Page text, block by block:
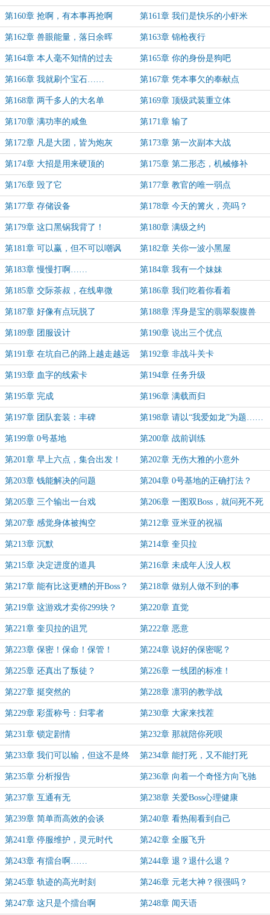
第160章 抢啊，有本事再抢啊 第161章 我们是快乐的小虾米
第162章 兽眼能量，落日余晖 第163章 锦枪夜行
第164章 本人毫不知情的过去 第165章 你的身份是狗吧
第166章 我就刷个宝石…… 第167章 凭本事欠的奉献点
第168章 两千多人的大名单 第169章 顶级武装重立体
第170章 满功率的咸鱼 第171章 输了
第172章 凡是大团，皆为炮灰 第173章 第一次副本大战
第174章 大招是用来硬顶的 第175章 第二形态，机械修补
第176章 毁了它 第177章 教官的唯一弱点
第177章 存储设备 第178章 今天的篝火，亮吗？
第179章 这口黑锅我背了！ 第180章 满级之约
第181章 可以赢，但不可以嘲讽 第182章 关你一波小黑屋
第183章 慢慢打啊…… 第184章 我有一个妹妹
第185章 交际茶叔，在线卑微 第186章 我们吃着你看着
第187章 好像有点玩脱了 第188章 浑身是宝的翡翠裂腹兽
第189章 团服设计 第190章 说出三个优点
第191章 在坑自己的路上越走越远 第192章 非战斗关卡
第193章 血字的线索卡 第194章 任务升级
第195章 完成 第196章 满载而归
第197章 团队套装：丰碑 第198章 请以“我爱如龙”为题……
第199章 0号基地 第200章 战前训练
第201章 早上六点，集合出发！ 第202章 无伤大雅的小意外
第203章 钱能解决的问题 第204章 0号基地的正确打法？
第205章 三个输出一台戏 第206章 一图双Boss，就问死不死
第207章 感觉身体被掏空 第212章 亚米亚的祝福
第213章 沉默 第214章 奎贝拉
第215章 决定进度的道具 第216章 未成年人没人权
第217章 能有比这更糟的开Boss？ 第218章 做别人做不到的事
第219章 这游戏才卖你299块？ 第220章 直觉
第221章 奎贝拉的诅咒 第222章 恶意
第223章 保密！保命！保管！ 第224章 说好的保密呢？
第225章 还真出了叛徒？ 第226章 一线团的标准！
第227章 挺突然的 第228章 凛羽的教学战
第229章 彩蛋称号：归零者 第230章 大家来找茬
第231章 锁定剧情 第232章 那就陪你死呗
第233章 我们可以输，但这不是终
点
第234章 能打死，又不能打死
第235章 分析报告 第236章 向着一个奇怪方向飞驰
第237章 互通有无 第238章 关爱Boss心理健康
第239章 简单而高效的会谈 第240章 看热闹看到自己
第241章 停服维护，灵元时代 第242章 全服飞升
第243章 有擂台啊…… 第244章 退？退什么退？
第245章 轨迹的高光时刻 第246章 元老大神？很强吗？
第247章 这只是个擂台啊 第248章 闻天语